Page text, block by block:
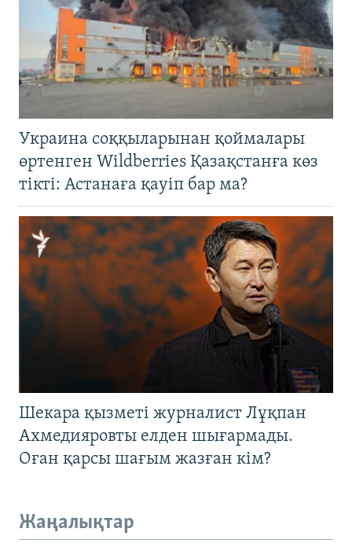
Украина соққыларынан қоймалары
өртенген Wildberries Қазақстанға көз
тікті: Астанаға қауіп бар ма?
Шекара қызметі журналист Лұқпан
Ахмедияровты елден шығармады.
Оған қарсы шағым жазған кім?
Жаңалықтар